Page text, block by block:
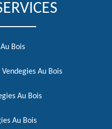
Bois
Au Bois
Au Bois
Au Bois